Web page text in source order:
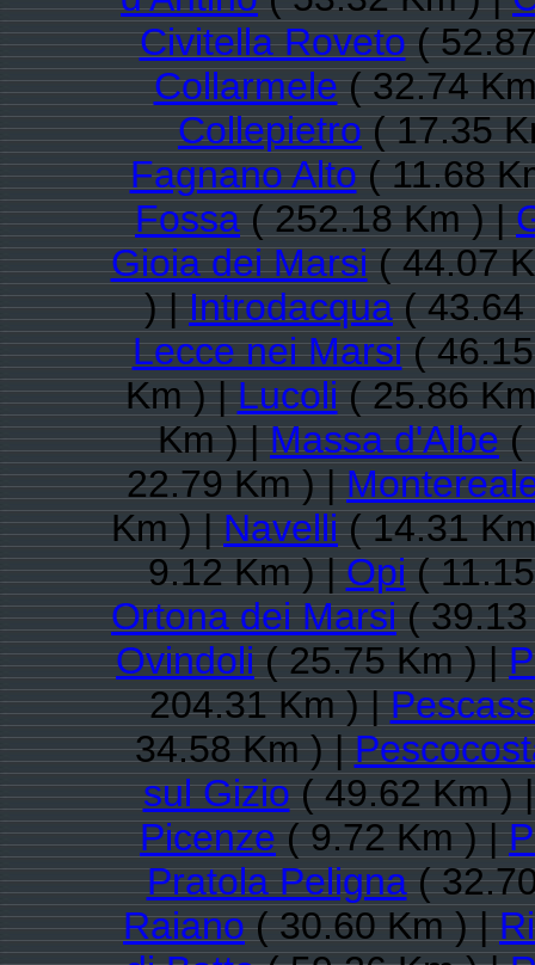
Civitella Roveto(
Collarmele( 32.74
Collepietro( 17.35
Fagnano Alto( 11.68
Fossa( 252.18 Km ) |
Gioia dei Marsi( 44.07
) |Introdacqua( 43.64
Lecce nei Marsi(
Km ) |Lucoli( 25.86
Km ) |Massa d'Albe(
22.79 Km ) |
Km ) |Navelli( 14.31
9.12 Km ) |Opi(
Ortona dei Marsi(
Ovindoli( 25.75 Km ) |
204.31 Km ) |
34.58 Km ) |
sul Gizio( 49.62 Km )
Picenze( 9.72 Km ) |
Pratola Peligna(
Raiano( 30.60 Km ) |